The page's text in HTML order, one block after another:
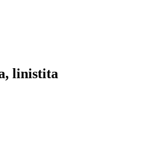
linistita